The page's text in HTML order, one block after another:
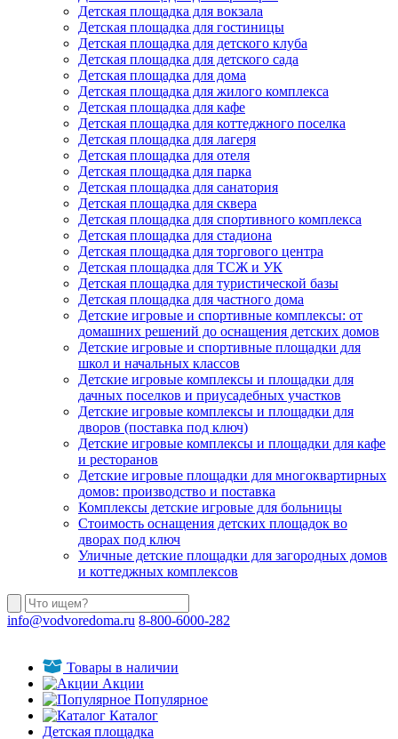
Детская площадка для вокзала
Детская площадка для гостиницы
Детская площадка для детского клуба
Детская площадка для детского сада
Детская площадка для дома
Детская площадка для жилого комплекса
Детская площадка для кафе
Детская площадка для коттеджного поселка
Детская площадка для лагеря
Детская площадка для отеля
Детская площадка для парка
Детская площадка для санатория
Детская площадка для сквера
Детская площадка для спортивного комплекса
Детская площадка для стадиона
Детская площадка для торгового центра
Детская площадка для ТСЖ и УК
Детская площадка для туристической базы
Детская площадка для частного дома
Детские игровые и спортивные комплексы: от
домашних решений до оснащения детских домов
Детские игровые и спортивные площадки для
школ и начальных классов
Детские игровые комплексы и площадки для
дачных поселков и приусадебных участков
Детские игровые комплексы и площадки для
дворов (поставка под ключ)
Детские игровые комплексы и площадки для кафе
и ресторанов
Детские игровые площадки для многоквартирных
домов: производство и поставка
Комплексы детские игровые для больницы
Стоимость оснащения детских площадок во
дворах под ключ
Уличные детские площадки для загородных домов
и коттеджных комплексов
info@vodvoredoma.ru 8-800-6000-282
Товары в наличии
Акции
Популярное
Каталог
Детская площадка